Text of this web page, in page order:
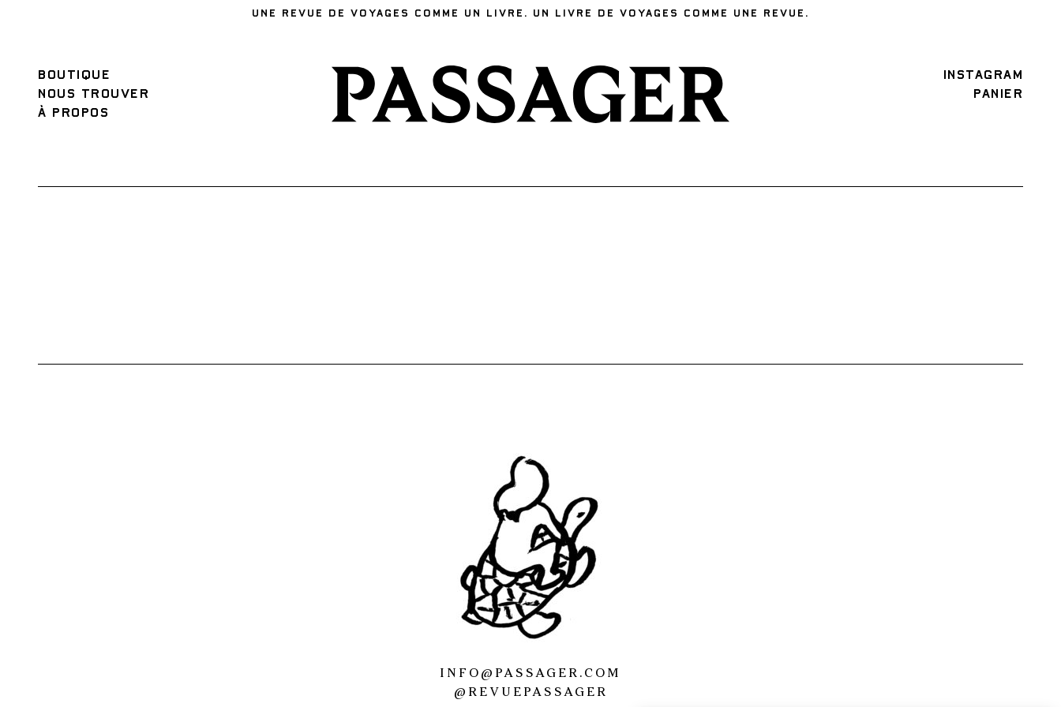
UNE REVUE DE VOYAGES COMME UN LIVRE. UN LIVRE DE VOYAGES COMME UNE REVUE.
BOUTIQUE
NOUS TROUVER
À PROPOS
INSTAGRAM
PANIER
INFO@PASSAGER.COM
@REVUEPASSAGER